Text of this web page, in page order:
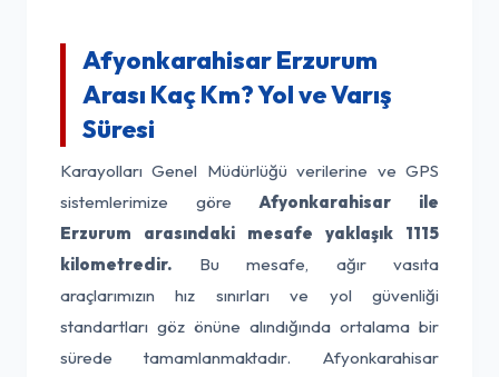
Afyonkarahisar Erzurum
Arası Kaç Km? Yol ve Varış
Süresi
Karayolları Genel Müdürlüğü verilerine ve GPS
sistemlerimize göreAfyonkarahisar ile
Erzurum arasındaki mesafe yaklaşık 1115
kilometredir. Bu mesafe, ağır vasıta
araçlarımızın hız sınırları ve yol güvenliği
standartları göz önüne alındığında ortalama bir
sürede tamamlanmaktadır. Afyonkarahisar